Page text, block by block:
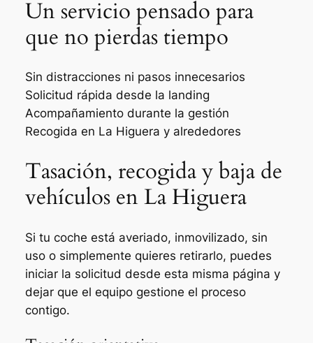
Un servicio pensado para
que no pierdas tiempo
Sin distracciones ni pasos innecesarios
Solicitud rápida desde la landing
Acompañamiento durante la gestión
Recogida en La Higuera y alrededores
Tasación, recogida y baja de
vehículos en La Higuera
Si tu coche está averiado, inmovilizado, sin
uso o simplemente quieres retirarlo, puedes
iniciar la solicitud desde esta misma página y
dejar que el equipo gestione el proceso
contigo.